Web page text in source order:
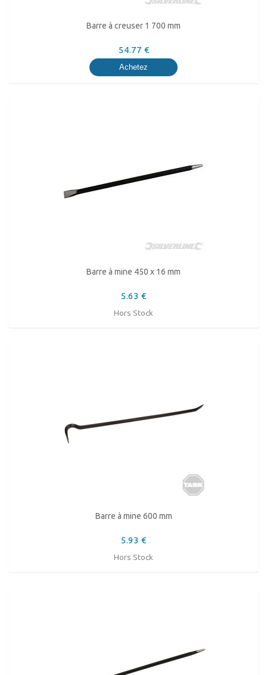
Barre à creuser 1 700 mm
54.77 €
Achetez
Barre à mine 450 x 16 mm
5.63 €
Hors Stock
Barre à mine 600 mm
5.93 €
Hors Stock